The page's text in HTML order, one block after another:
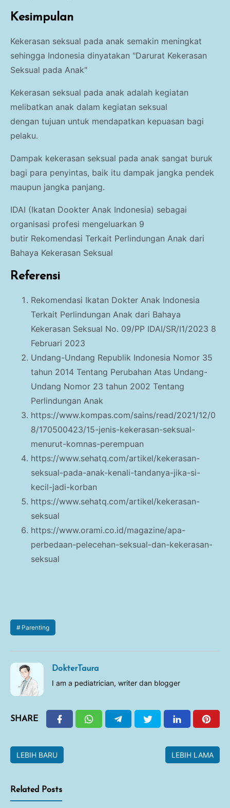
Kesimpulan
Kekerasan seksual pada anak semakin meningkat
sehingga Indonesia dinyatakan "Darurat Kekerasan
Seksual pada Anak"
Kekerasan seksual pada anak adalah kegiatan
melibatkan anak dalam kegiatan seksual
dengan tujuan untuk mendapatkan kepuasan bagi
pelaku.
Dampak kekerasan seksual pada anak sangat buruk
bagi para penyintas, baik itu dampak jangka pendek
maupun jangka panjang.
IDAI (Ikatan Dookter Anak Indonesia) sebagai
organisasi profesi mengeluarkan 9
butir Rekomendasi Terkait Perlindungan Anak dari
Bahaya Kekerasan Seksual
Referensi
Rekomendasi Ikatan Dokter Anak Indonesia
Terkait Perlindungan Anak dari Bahaya
Kekerasan Seksual No. 09/PP IDAI/SR/I1/2023 8
Februari 2023
Undang-Undang Republik Indonesia Nomor 35
tahun 2014 Tentang Perubahan Atas Undang-
Undang Nomor 23 tahun 2002 Tentang
Perlindungan Anak
https://www.kompas.com/sains/read/2021/12/0
8/170500423/15-jenis-kekerasan-seksual-
menurut-komnas-perempuan
https://www.sehatq.com/artikel/kekerasan-
seksual-pada-anak-kenali-tandanya-jika-si-
kecil-jadi-korban
https://www.sehatq.com/artikel/kekerasan-
seksual
https://www.orami.co.id/magazine/apa-
perbedaan-pelecehan-seksual-dan-kekerasan-
seksual
Parenting
DokterTaura
I am a pediatrician, writer dan blogger
SHARE
LEBIH BARU LEBIH LAMA
Related Posts